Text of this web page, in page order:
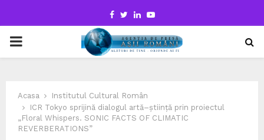
Facebook
TwitterLinkedinYoutube
PRIMARY
Acasa
Institutul Cultural Român
ICR Tokyo sprijină dialogul artă–știință prin proiectul
„Floral Whispers. SONIC FACTS OF CLIMATIC
REVERBERATIONS”